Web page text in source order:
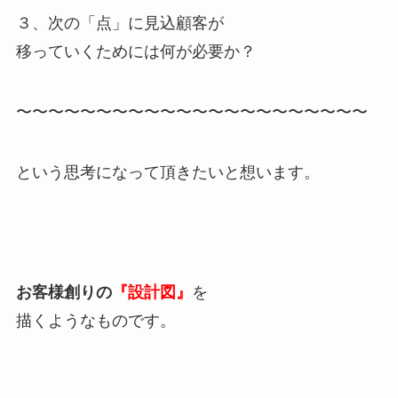
３、次の「点」に見込顧客が
移っていくためには何が必要か？
〜〜〜〜〜〜〜〜〜〜〜〜〜〜〜〜〜〜〜〜〜〜
という思考になって頂きたいと想います。
お客様創りの『設計図』 を
描くようなものです。